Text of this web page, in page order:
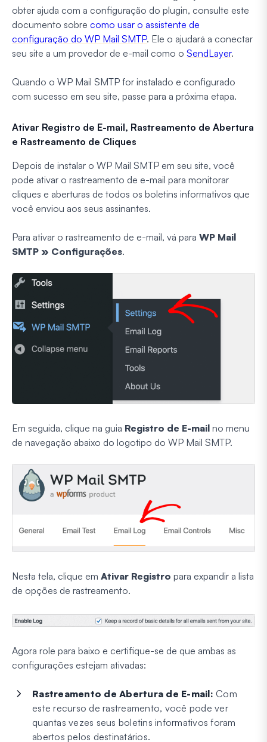
obter ajuda com a configuração do plugin, consulte este
documento sobre como usar o assistente de
configuração do WP Mail SMTP. Ele o ajudará a conectar
seu site a um provedor de e-mail como o SendLayer.
Quando o WP Mail SMTP for instalado e configurado
com sucesso em seu site, passe para a próxima etapa.
Ativar Registro de E-mail, Rastreamento de Abertura
e Rastreamento de Cliques
Depois de instalar o WP Mail SMTP em seu site, você
pode ativar o rastreamento de e-mail para monitorar
cliques e aberturas de todos os boletins informativos que
você enviou aos seus assinantes.
Para ativar o rastreamento de e-mail, vá para WP Mail
SMTP » Configurações.
Em seguida, clique na guia Registro de E-mail no menu
de navegação abaixo do logotipo do WP Mail SMTP.
Nesta tela, clique em Ativar Registro para expandir a lista
de opções de rastreamento.
Agora role para baixo e certifique-se de que ambas as
configurações estejam ativadas:
Rastreamento de Abertura de E-mail: Com
este recurso de rastreamento, você pode ver
quantas vezes seus boletins informativos foram
abertos pelos destinatários.